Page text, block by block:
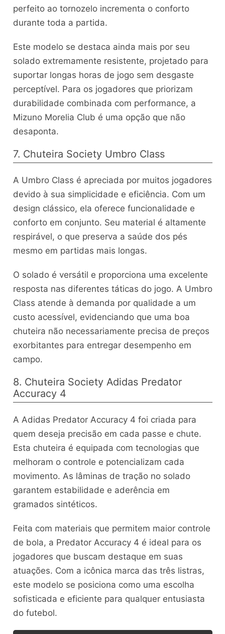
perfeito ao tornozelo incrementa o conforto
durante toda a partida.
Este modelo se destaca ainda mais por seu
solado extremamente resistente, projetado para
suportar longas horas de jogo sem desgaste
perceptível. Para os jogadores que priorizam
durabilidade combinada com performance, a
Mizuno Morelia Club é uma opção que não
desaponta.
7. Chuteira Society Umbro Class
A Umbro Class é apreciada por muitos jogadores
devido à sua simplicidade e eficiência. Com um
design clássico, ela oferece funcionalidade e
conforto em conjunto. Seu material é altamente
respirável, o que preserva a saúde dos pés
mesmo em partidas mais longas.
O solado é versátil e proporciona uma excelente
resposta nas diferentes táticas do jogo. A Umbro
Class atende à demanda por qualidade a um
custo acessível, evidenciando que uma boa
chuteira não necessariamente precisa de preços
exorbitantes para entregar desempenho em
campo.
8. Chuteira Society Adidas Predator
Accuracy 4
A Adidas Predator Accuracy 4 foi criada para
quem deseja precisão em cada passe e chute.
Esta chuteira é equipada com tecnologias que
melhoram o controle e potencializam cada
movimento. As lâminas de tração no solado
garantem estabilidade e aderência em
gramados sintéticos.
Feita com materiais que permitem maior controle
de bola, a Predator Accuracy 4 é ideal para os
jogadores que buscam destaque em suas
atuações. Com a icônica marca das três listras,
este modelo se posiciona como uma escolha
sofisticada e eficiente para qualquer entusiasta
do futebol.